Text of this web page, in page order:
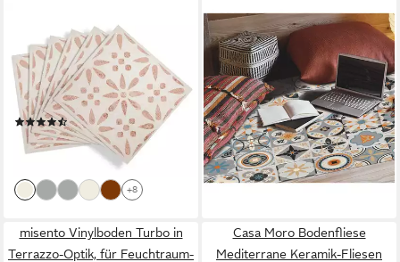
Bodenfliese Klebefliesen für
Boden & Wand PVC Fliesen
selbstklebend, 274-5066 I
Vintage Flowers, Bodenbelag
selbstklebend - Für Küche,
Bad / Badezimmer &
(15)
18,99 €
(18,99 €/ 1 qm)
lieferbar - in 3-4 Werktagen bei dir
+8
TULUP
Vinylteppich PVC Teppich
Wohnzimmer Dekorative
Waschbarer Graue Fliesen
ab 59,99 € 85,99 €
-30%
lieferbar - in 7-9 Werktagen bei dir
misento Vinylboden Turbo in
Terrazzo-Optik, für Feuchtraum-
Casa Moro Bodenfliese
Mediterrane Keramik-Fliesen